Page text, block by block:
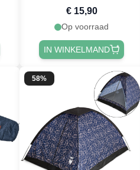
€ 15,90
Op voorraad
IN WINKELMAND
58%